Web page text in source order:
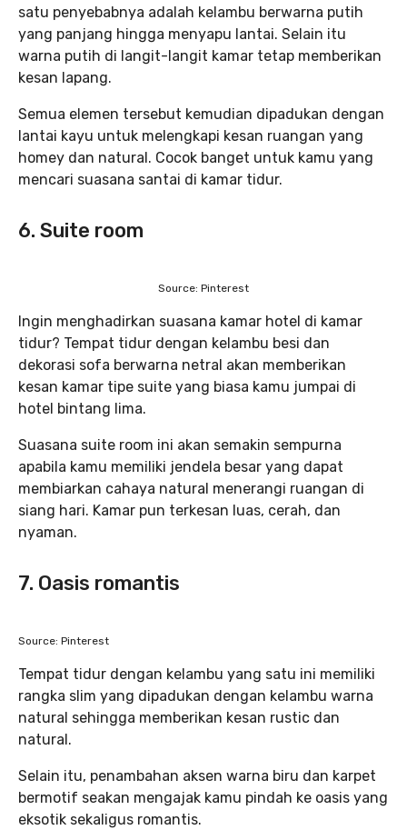
satu penyebabnya adalah kelambu berwarna putih
yang panjang hingga menyapu lantai. Selain itu
warna putih di langit-langit kamar tetap memberikan
kesan lapang.
Semua elemen tersebut kemudian dipadukan dengan
lantai kayu untuk melengkapi kesan ruangan yang
homey dan natural. Cocok banget untuk kamu yang
mencari suasana santai di kamar tidur.
6. Suite room
Source: Pinterest
Ingin menghadirkan suasana kamar hotel di kamar
tidur? Tempat tidur dengan kelambu besi dan
dekorasi sofa berwarna netral akan memberikan
kesan kamar tipe suite yang biasa kamu jumpai di
hotel bintang lima.
Suasana suite room ini akan semakin sempurna
apabila kamu memiliki jendela besar yang dapat
membiarkan cahaya natural menerangi ruangan di
siang hari. Kamar pun terkesan luas, cerah, dan
nyaman.
7. Oasis romantis
Source: Pinterest
Tempat tidur dengan kelambu yang satu ini memiliki
rangka slim yang dipadukan dengan kelambu warna
natural sehingga memberikan kesan rustic dan
natural.
Selain itu, penambahan aksen warna biru dan karpet
bermotif seakan mengajak kamu pindah ke oasis yang
eksotik sekaligus romantis.